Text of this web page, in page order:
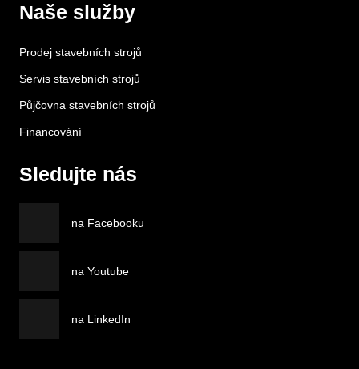
Naše služby
Prodej stavebních strojů
Servis stavebních strojů
Půjčovna stavebních strojů
Financování
Sledujte nás
na Facebooku
na Youtube
na LinkedIn